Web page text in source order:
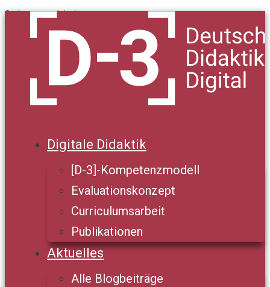
Springe zum Inhalt
Digitale Didaktik
[D-3]-Kompetenzmodell
Evaluationskonzept
Curriculumsarbeit
Publikationen
Aktuelles
Alle Blogbeiträge